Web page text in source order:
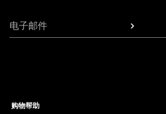
电子邮件
购物帮助